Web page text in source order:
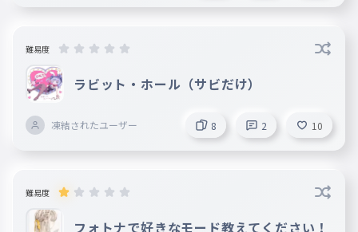
難易度
ラビット・ホール（サビだけ）
凍結されたユーザー 8 2 10
難易度
フォトナで好きなモード教えてください！